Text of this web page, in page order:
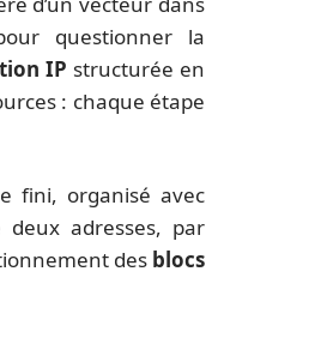
questionner la
IP structurée en
: chaque étape
fini, organisé avec
adresses, par
des blocs